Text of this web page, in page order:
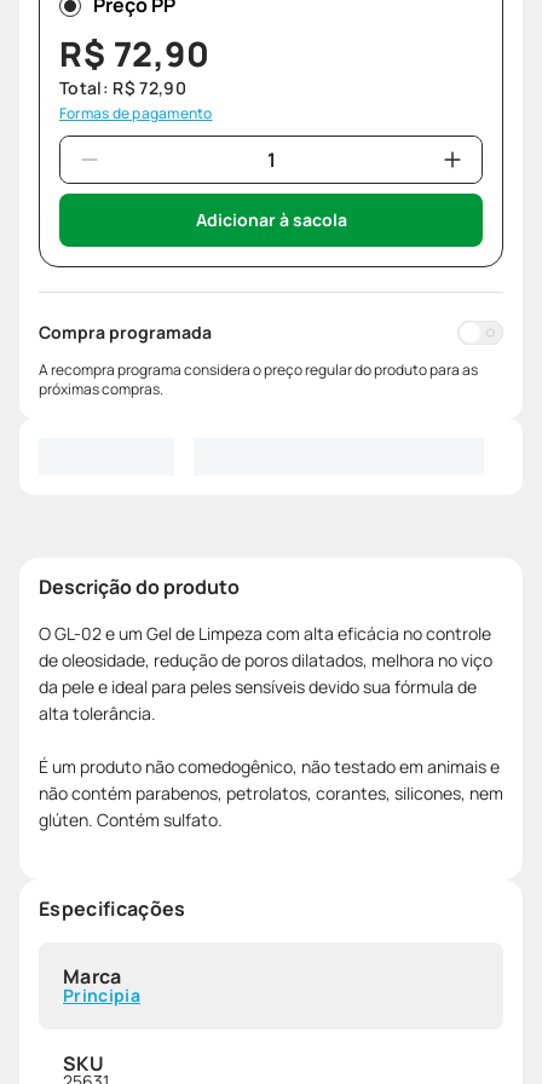
R$ 72,90
Total: R$ 72,90
Formas de pagamento
Adicionar à sacola
Compra programada
A recompra programa considera o preço regular do produto para as
próximas compras.
Descrição do produto
O GL-02 e um Gel de Limpeza com alta eficácia no controle
de oleosidade, redução de poros dilatados, melhora no viço
da pele e ideal para peles sensíveis devido sua fórmula de
alta tolerância.
É um produto não comedogênico, não testado em animais e
não contém parabenos, petrolatos, corantes, silicones, nem
glúten. Contém sulfato.
Especificações
Marca
Principia
SKU